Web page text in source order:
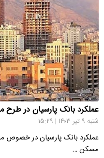
عملکرد بانک پارسیان در
شنبه ۹ تیر ۱۴۰۳ | ۱۵:۲۹
عملکرد بانک‌ پارسیان در خصوص
مسکن …